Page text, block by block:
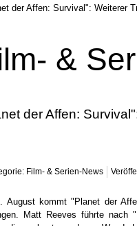
der Affen: Survival": Weiterer
&
der Affen:
Film- & Serien-News
August kommt "Planet der
Matt Reeves führte nach